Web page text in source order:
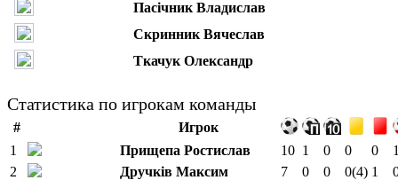
Пасічник Владислав
Скринник Вячеслав
Ткачук Олександр
Статистика по игрокам команды
#
Игрок
1
Прищепа Ростислав 10 1 0 0 0
1
2
Дручків Максим 7 0 0 0(4) 1